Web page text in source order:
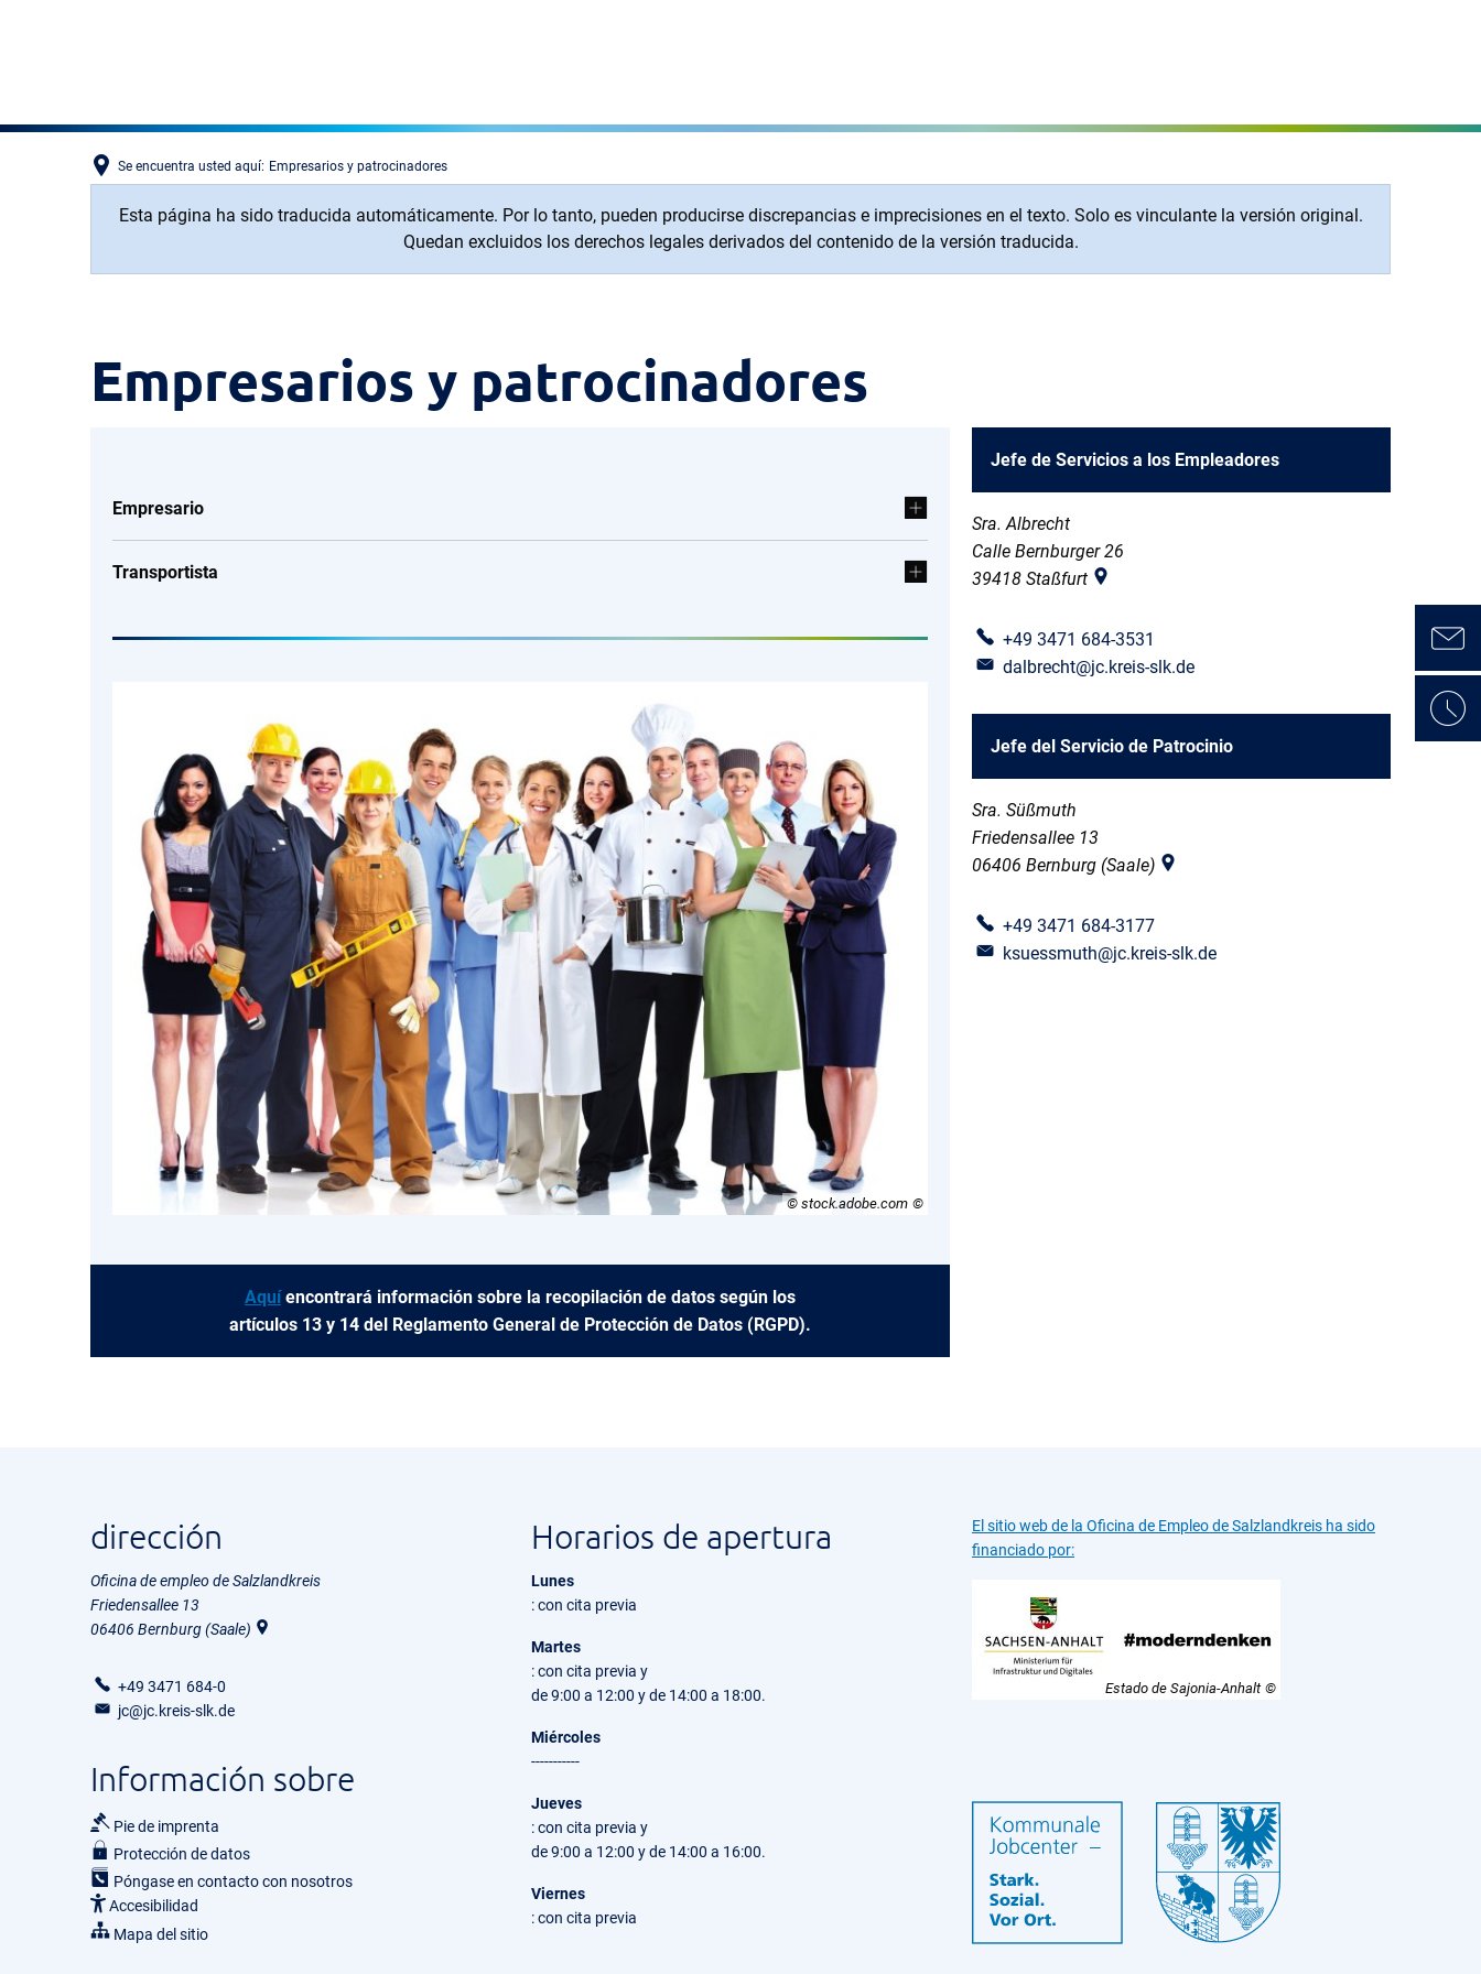
Se encuentra usted aquí: Empresarios y patrocinadores
Esta página ha sido traducida automáticamente. Por lo tanto, pueden producirse discrepancias e imprecisiones en el texto. Solo es vinculante la versión original.
Quedan excluidos los derechos legales derivados del contenido de la versión traducida.
Empresarios
patrocinadores
Empresarios y patrocinadores
Empresario
Transportista
© stock.adobe.com
Jefe de Servicios a los Empleadores
Sra. Albrecht
Calle Bernburger 26
39418 Staßfurt
+49 3471 684-3531
dalbrecht@jc.kreis-slk.de
Jefe del Servicio de Patrocinio
Sra. Süßmuth
Friedensallee 13
06406 Bernburg (Saale)
+49 3471 684-3177
ksuessmuth@jc.kreis-slk.de
Aquíencontrará información sobre la recopilación de datos según los
artículos 13 y 14 del Reglamento General de Protección de Datos (RGPD).
dirección
Oficina de empleo de Salzlandkreis
Friedensallee 13
06406 Bernburg (Saale)
+49 3471 684-0
jc@jc.kreis-slk.de
Información sobre
Pie de imprenta
Protección de datos
Póngase en contacto con nosotros
Accesibilidad
Mapa del sitio
Horarios de apertura
Lunes
: con cita previa
Martes
: con cita previa y
de 9:00 a 12:00 y de 14:00 a 18:00.
Miércoles
-----------
Jueves
: con cita previa y
de 9:00 a 12:00 y de 14:00 a 16:00.
Viernes
: con cita previa
El sitio web de la Oficina de Empleo de Salzlandkreis ha sido
financiado por:
Estado de Sajonia-Anhalt